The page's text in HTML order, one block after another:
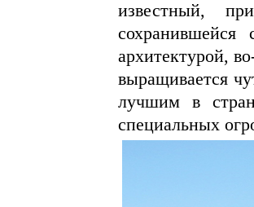
известный,
сохранившейся
архитектурой,
выращивается
лучшим в
специальных